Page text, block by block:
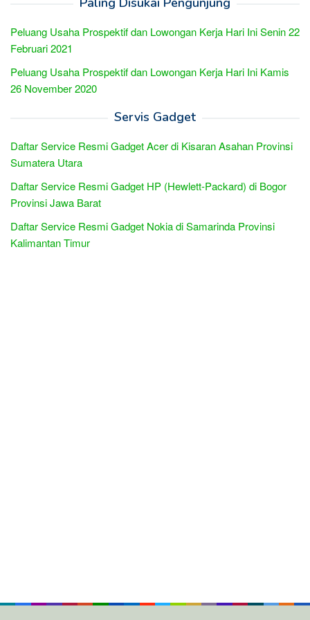
Peluang Usaha Prospektif dan Lowongan Kerja Hari Ini Senin 22
Februari 2021
Peluang Usaha Prospektif dan Lowongan Kerja Hari Ini Kamis
26 November 2020
Servis Gadget
Daftar Service Resmi Gadget Acer di Kisaran Asahan Provinsi
Sumatera Utara
Daftar Service Resmi Gadget HP (Hewlett-Packard) di Bogor
Provinsi Jawa Barat
Daftar Service Resmi Gadget Nokia di Samarinda Provinsi
Kalimantan Timur